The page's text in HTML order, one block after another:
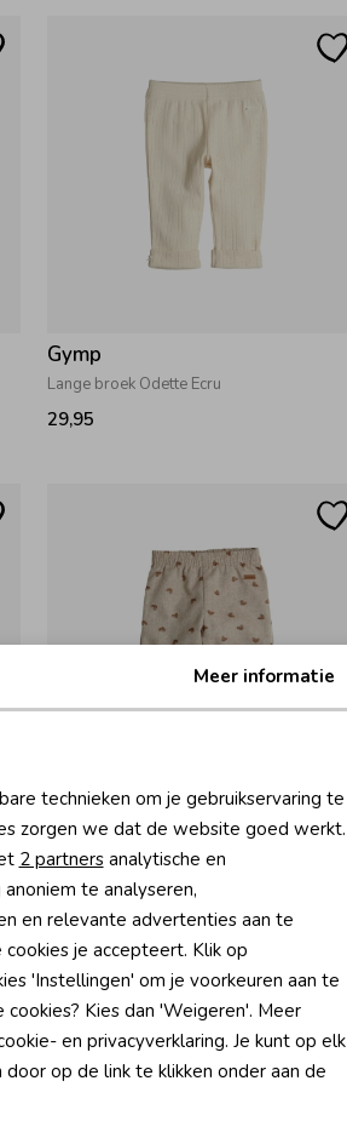
Gymp
Lange broek Odette Ecru
29,95
Gymp
Lange broek Grayce Beige - Brown
34,95
Marketing cookies
Meer informatie
technieken om je gebruikservaring te
zorgen we dat de website goed werkt.
2 partnersanalytische en
te analyseren,
en relevante advertenties aan te
je accepteert. Klik op
'Instellingen' om je voorkeuren aan te
Kies dan 'Weigeren'. Meer
en privacyverklaring. Je kunt op elk
op de link te klikken onder aan de